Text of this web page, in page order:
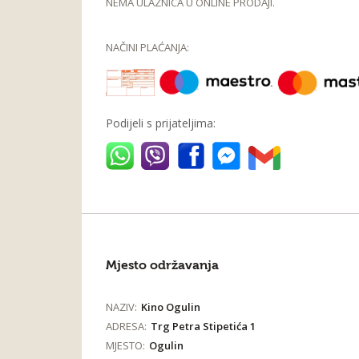
NAČINI PLAĆANJA:
Podijeli s prijateljima:
Mjesto održavanja
NAZIV: Kino Ogulin
ADRESA: Trg Petra Stipetića 1
MJESTO: Ogulin